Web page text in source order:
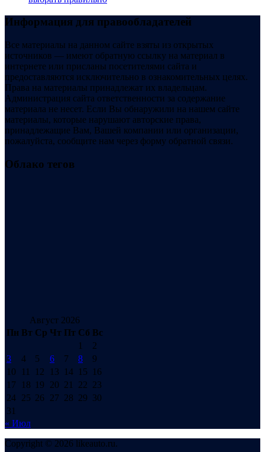
Информация для правообладателей
Все материалы на данном сайте взяты из открытых
источников — имеют обратную ссылку на материал в
интернете или присланы посетителями сайта и
предоставляются исключительно в ознакомительных целях.
Права на материалы принадлежат их владельцам.
Администрация сайта ответственности за содержание
материала не несет. Если Вы обнаружили на нашем сайте
материалы, которые нарушают авторские права,
принадлежащие Вам, Вашей компании или организации,
пожалуйста, сообщите нам через форму обратной связи.
Облако тегов
Август 2026
Пн Вт Ср Чт Пт Сб Вс
1
2
3
4 5 6 7 8
9
10
11 12 13 14 15
16
17
18 19 20 21 22 23
24 25 26 27 28 29 30
31
« Июл
Copyright © 2026 likeauto.ru.